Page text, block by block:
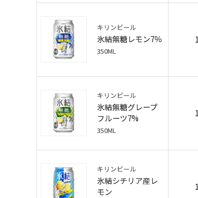
キリンビール
氷結無糖レモン7％
350ML
キリンビール
氷結無糖グレープ
フルーツ7%
350ML
キリンビール
氷結シチリア産レ
モン